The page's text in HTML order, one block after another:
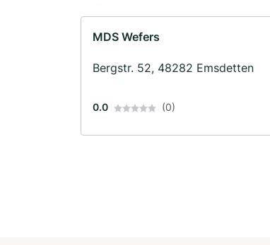
MDS Wefers
Bergstr. 52, 48282 Emsdetten
0.0 (0)